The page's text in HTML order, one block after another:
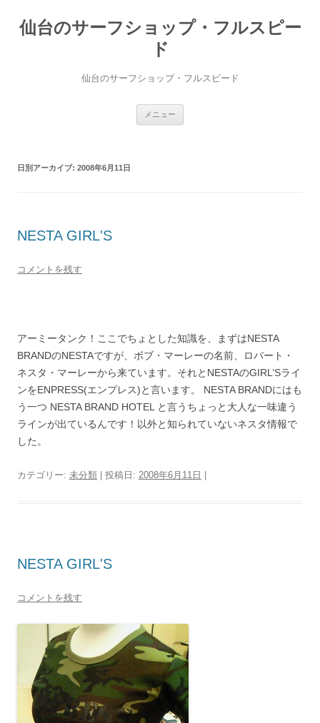
仙台のサーフショップ・フルスピー
ド
仙台のサーフショップ・フルスピード
メニュー
日別アーカイブ: 2008年6月11日
NESTA GIRL'S
コメントを残す
アーミータンク！ここでちょとした知識を、まずはNESTA
BRANDのNESTAですが、ボブ・マーレーの名前、ロバート・
ネスタ・マーレーから来ています。それとNESTAのGIRL’Sライ
ンをENPRESS(エンプレス)と言います。 NESTA BRANDにはも
う一つ NESTA BRAND HOTEL と言うちょっと大人な一味違う
ラインが出ているんです！以外と知られていないネスタ情報で
した。
カテゴリー: 未分類 | 投稿日: 2008年6月11日
NESTA GIRL'S
コメントを残す